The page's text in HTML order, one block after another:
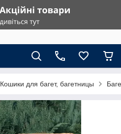
Кошики для багет, багетницы